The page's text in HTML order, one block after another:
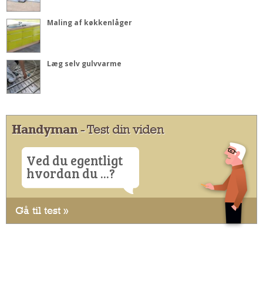
Maling af køkkenlåger
Læg selv gulvvarme
Handyman- Test din viden
Ved du egentligt
hvordan du ...?
Gå til test »